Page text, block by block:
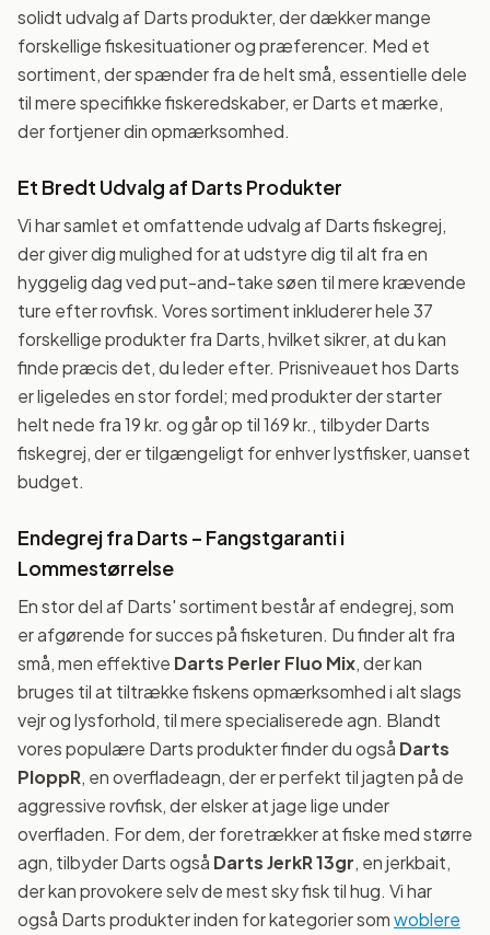
solidt udvalg af Darts produkter, der dækker mange
forskellige fiskesituationer og præferencer. Med et
sortiment, der spænder fra de helt små, essentielle dele
til mere specifikke fiskeredskaber, er Darts et mærke,
der fortjener din opmærksomhed.
Et Bredt Udvalg af Darts Produkter
Vi har samlet et omfattende udvalg af Darts fiskegrej,
der giver dig mulighed for at udstyre dig til alt fra en
hyggelig dag ved put-and-take søen til mere krævende
ture efter rovfisk. Vores sortiment inkluderer hele 37
forskellige produkter fra Darts, hvilket sikrer, at du kan
finde præcis det, du leder efter. Prisniveauet hos Darts
er ligeledes en stor fordel; med produkter der starter
helt nede fra 19 kr. og går op til 169 kr., tilbyder Darts
fiskegrej, der er tilgængeligt for enhver lystfisker, uanset
budget.
Endegrej fra Darts – Fangstgaranti i
Lommestørrelse
En stor del af Darts' sortiment består af endegrej, som
er afgørende for succes på fisketuren. Du finder alt fra
små, men effektive Darts Perler Fluo Mix, der kan
bruges til at tiltrække fiskens opmærksomhed i alt slags
vejr og lysforhold, til mere specialiserede agn. Blandt
vores populære Darts produkter finder du også Darts
PloppR, en overfladeagn, der er perfekt til jagten på de
aggressive rovfisk, der elsker at jage lige under
overfladen. For dem, der foretrækker at fiske med større
agn, tilbyder Darts også Darts JerkR 13gr, en jerkbait,
der kan provokere selv de mest sky fisk til hug. Vi har
også Darts produkter inden for kategorier somwoblere